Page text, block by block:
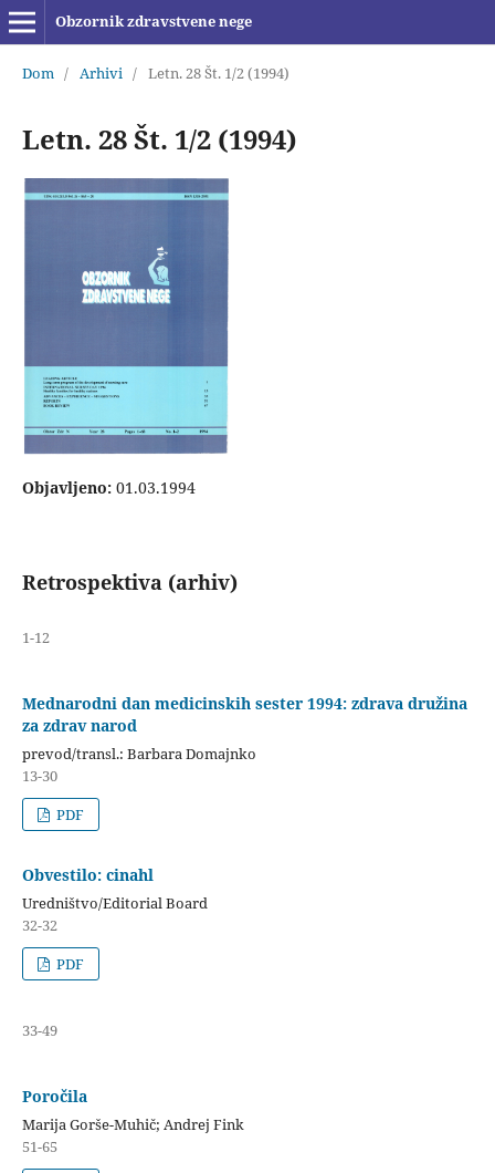
Obzornik zdravstvene nege
Dom / Arhivi / Letn. 28 Št. 1/2 (1994)
Letn. 28 Št. 1/2 (1994)
Objavljeno: 01.03.1994
Retrospektiva (arhiv)
1-12
Mednarodni dan medicinskih sester 1994: zdrava družina
za zdrav narod
prevod/transl.: Barbara Domajnko
13-30
PDF
Obvestilo: cinahl
Uredništvo/Editorial Board
32-32
PDF
33-49
Poročila
Marija Gorše-Muhič; Andrej Fink
51-65